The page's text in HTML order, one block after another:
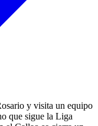
y visita un equipo
que sigue la Liga